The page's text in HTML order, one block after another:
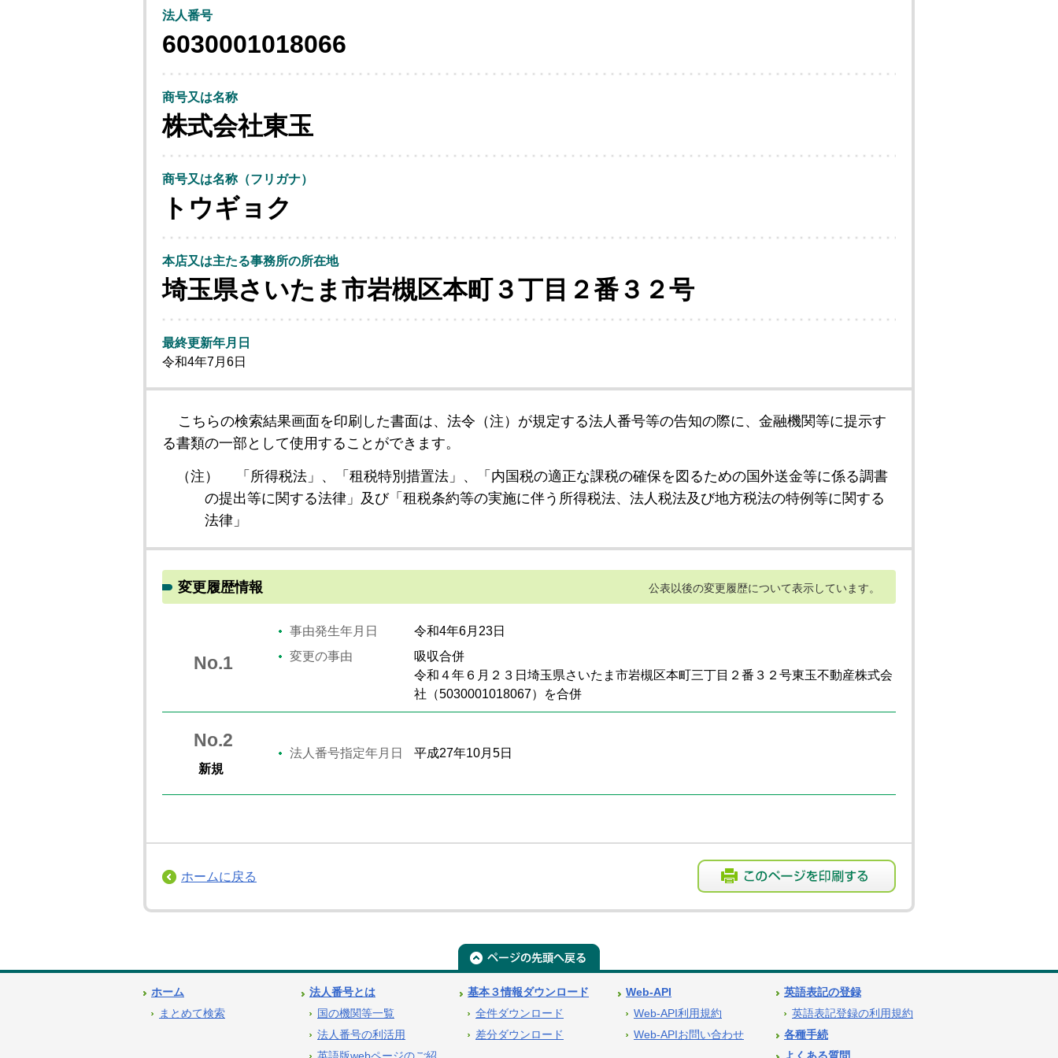
法人番号
6030001018066
商号又は名称
株式会社東玉
商号又は名称（フリガナ）
トウギョク
本店又は主たる事務所の所在地
埼玉県さいたま市岩槻区本町３丁目２番３２号
最終更新年月日
令和4年7月6日
こちらの検索結果画面を印刷した書面は、法令（注）が規定する法人番号等の告知の際に、金融機関等に提示す
る書類の一部として使用することができます。
（注）
「所得税法」、「租税特別措置法」、「内国税の適正な課税の確保を図るための国外送金等に係る調書
の提出等に関する法律」及び「租税条約等の実施に伴う所得税法、法人税法及び地方税法の特例等に関する
法律」
変更履歴情報 公表以後の変更履歴について表示しています。
No.1
事由発生年月日
令和4年6月23日
変更の事由
吸収合併
令和４年６月２３日埼玉県さいたま市岩槻区本町三丁目２番３２号東玉不動産株式会
社（5030001018067）を合併
No.2
新規
法人番号指定年月日 平成27年10月5日
ホームに戻る
ホーム
まとめて検索
法人番号とは
国の機関等一覧
法人番号の利活用
基本３情報ダウンロード
全件ダウンロード
差分ダウンロード
Web-API
Web-API利用規約
Web-APIお問い合わせ
英語表記の登録
英語表記登録の利用規約
各種手続